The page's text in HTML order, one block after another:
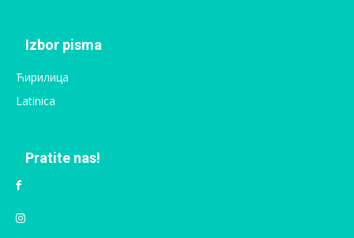
Izbor pisma
Ћирилица
Latinica
Pratite nas!